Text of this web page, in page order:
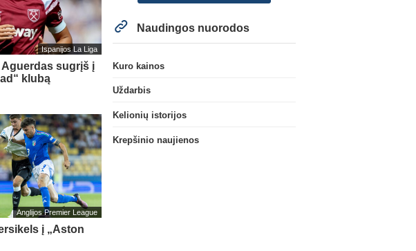
Ispanijos La Liga
Aguerdas sugrįš į
klubą
Anglijos Premier League
į „Aston
Naudingos nuorodos
Kuro kainos
Uždarbis
Kelionių istorijos
Krepšinio naujienos